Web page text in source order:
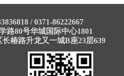
/ 0371-86222667
路80号华城国际中心1801
椿路升龙又一城B座23层639